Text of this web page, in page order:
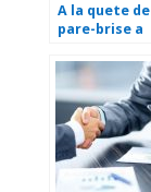
A la quete de
pare-brise a